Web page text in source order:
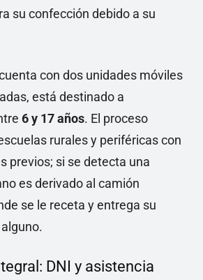
su confección debido a su
con dos unidades móviles
está destinado a
6 y 17 años. El proceso
rurales y periféricas con
previos; si se detecta una
es derivado al camión
se le receta y entrega su
DNI y asistencia